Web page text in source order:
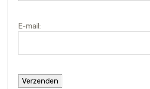
E-mail: